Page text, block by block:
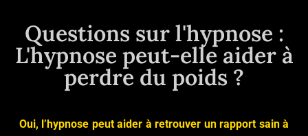
Questions sur l'hypnose :
L'hypnose peut-elle aider à
perdre du poids ?
Oui, l’hypnose peut aider à retrouver un rapport sain à